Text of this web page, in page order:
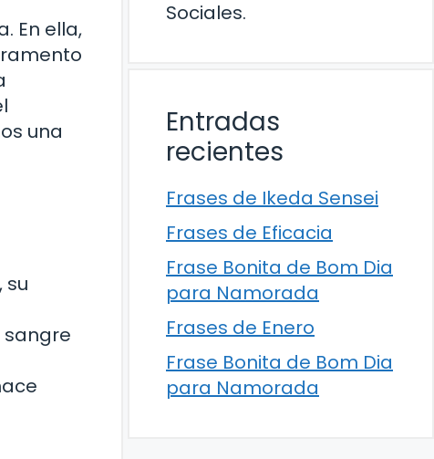
En ella,
una
su
sangre
Sociales.
Entradas
recientes
Frases de Ikeda Sensei
Frases de Eficacia
Frase Bonita de Bom Dia
para Namorada
Frases de Enero
Frase Bonita de Bom Dia
para Namorada